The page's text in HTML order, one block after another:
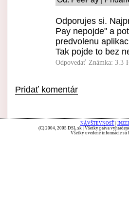
Odporujes si.
Pay nepojde" a
predvolenu
Tak pojde to bez
Odpovedať Známka: 3.3
Pridať komentár
NÁVŠTEVNOSŤ
(C) 2004, 2005 DSL.sk | Všetky práva
Všetky uvedené informácie sú